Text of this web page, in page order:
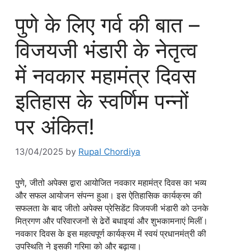
पुणे के लिए गर्व की बात –
विजयजी भंडारी के नेतृत्व
में नवकार महामंत्र दिवस
इतिहास के स्वर्णिम पन्नों
पर अंकित!
13/04/2025 by Rupal Chordiya
पुणे, जीतो अपेक्स द्वारा आयोजित नवकार महामंत्र दिवस का भव्य
और सफल आयोजन संपन्न हुआ। इस ऐतिहासिक कार्यक्रम की
सफलता के बाद जीतो अपेक्स प्रेसिडेंट विजयजी भंडारी को उनके
मित्रगण और परिवारजनों से ढेरों बधाइयां और शुभकामनाएं मिलीं।
नवकार दिवस के इस महत्वपूर्ण कार्यक्रम में स्वयं प्रधानमंत्री की
उपस्थिति ने इसकी गरिमा को और बढ़ाया।